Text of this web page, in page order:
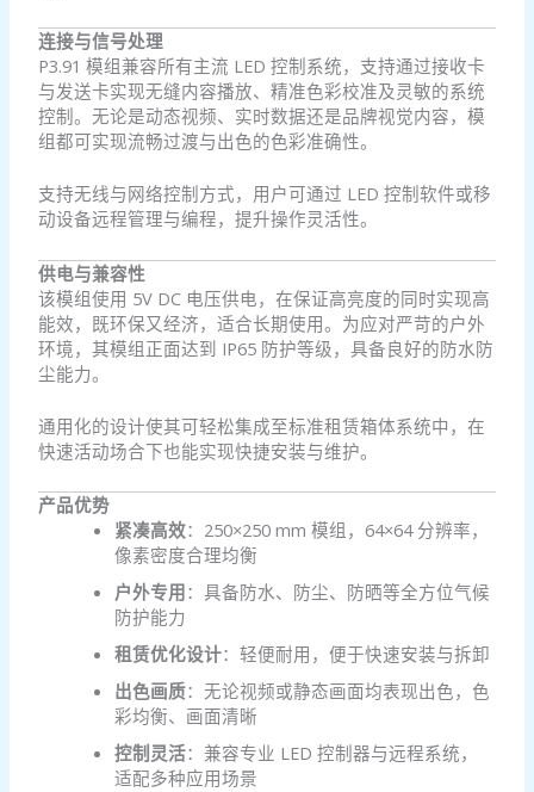
连接与信号处理
P3.91 模组兼容所有主流 LED 控制系统，支持通过接收卡
与发送卡实现无缝内容播放、精准色彩校准及灵敏的系统
控制。无论是动态视频、实时数据还是品牌视觉内容，模
组都可实现流畅过渡与出色的色彩准确性。
支持无线与网络控制方式，用户可通过 LED 控制软件或移
动设备远程管理与编程，提升操作灵活性。
供电与兼容性
该模组使用 5V DC 电压供电，在保证高亮度的同时实现高
能效，既环保又经济，适合长期使用。为应对严苛的户外
环境，其模组正面达到 IP65 防护等级，具备良好的防水防
尘能力。
通用化的设计使其可轻松集成至标准租赁箱体系统中，在
快速活动场合下也能实现快捷安装与维护。
产品优势
紧凑高效：250×250 mm 模组，64×64 分辨率，
像素密度合理均衡
户外专用：具备防水、防尘、防晒等全方位气候
防护能力
租赁优化设计：轻便耐用，便于快速安装与拆卸
出色画质：无论视频或静态画面均表现出色，色
彩均衡、画面清晰
控制灵活：兼容专业 LED 控制器与远程系统，
适配多种应用场景